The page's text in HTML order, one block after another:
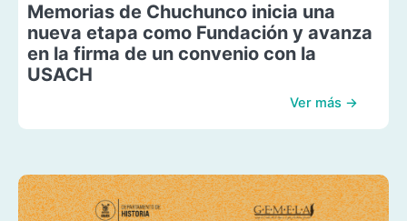
Memorias de Chuchunco inicia una
nueva etapa como Fundación y avanza
en la firma de un convenio con la
USACH
Ver más →